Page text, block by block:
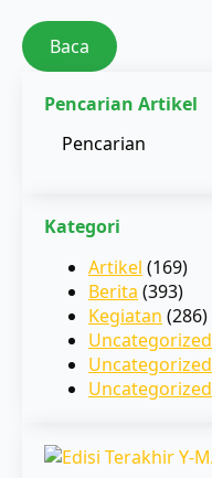
Baca
Pencarian Artikel
Kategori
Artikel (169)
Berita (393)
Kegiatan (286)
Uncategorized
Uncategorized
Uncategorized